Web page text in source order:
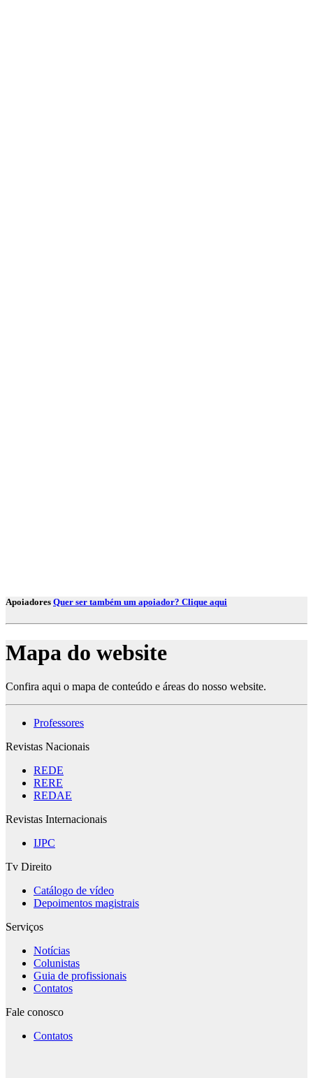
Apoiadores Quer ser também um apoiador? Clique aqui
Mapa do website
Confira aqui o mapa de conteúdo e áreas do nosso website.
Professores
Revistas Nacionais
REDE
RERE
REDAE
Revistas Internacionais
IJPC
Tv Direito
Catálogo de vídeo
Depoimentos magistrais
Serviços
Notícias
Colunistas
Guia de profissionais
Contatos
Fale conosco
Contatos